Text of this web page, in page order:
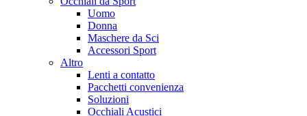
Uomo
Donna
Maschere da Sci
Accessori Sport
Altro
Lenti a contatto
Pacchetti convenienza
Soluzioni
Occhiali Acustici